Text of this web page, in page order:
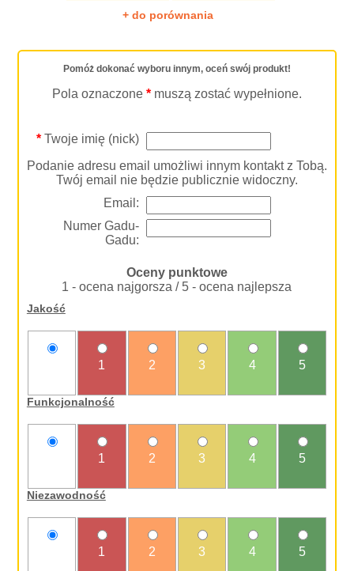
+ do porównania
Pomóż dokonać wyboru innym, oceń swój produkt!
Pola oznaczone * muszą zostać wypełnione.
*Twoje imię (nick)
Podanie adresu email umożliwi innym kontakt z Tobą.
Twój email nie będzie publicznie widoczny.
Email:
Numer Gadu-
Gadu:
Oceny punktowe
1 - ocena najgorsza / 5 - ocena najlepsza
Jakość
1 2 3 4 5
Funkcjonalność
1 2 3 4 5
Niezawodność
1 2 3 4 5